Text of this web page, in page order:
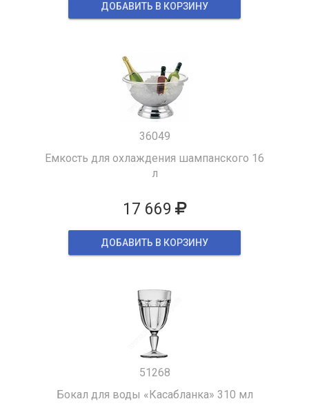
ДОБАВИТЬ В КОРЗИНУ
36049
Емкость для охлаждения шампанского 16
л
17 669
ДОБАВИТЬ В КОРЗИНУ
51268
Бокал для воды «Касабланка» 310 мл